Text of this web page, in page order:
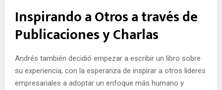
Inspirando a Otros a través de
Publicaciones y Charlas
Andrés también decidió empezar a escribir un libro sobre
su experiencia, con la esperanza de inspirar a otros líderes
empresariales a adoptar un enfoque más humano y